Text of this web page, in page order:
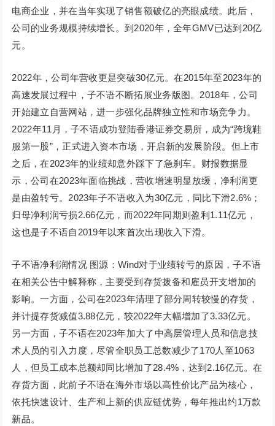
电商企业，并在当年实现了销售额破亿的亮眼成绩。此后，
公司的业务规模持续增长。到2020年，全年GMV已达到20亿
元。
2022年，公司年营收更是突破30亿元。在2015年至2023年的
高速发展过程中，子不语不断拓展业务版图。2018年，公司
开始建立自营网站，进一步强化品牌独立性和市场竞争力。
2022年11月，子不语成功登陆香港证券交易所，成为“跨境鞋
服第一股”，正式进入资本市场，开启新的发展阶段。但上市
之后，在2023年的业绩却意外踩下了急刹车。财报数据显
示，公司在2023年面临挑战，营收增速明显放缓，净利润更
是由盈转亏。2023年子不语收入为30亿元，同比下滑2.6%；
归母净利润亏损2.66亿元，而2022年同期则盈利1.11亿元，
这也是子不语自2019年以来首次出现收入下滑。
子不语净利润情况 图源：Wind对于业绩转亏的原因，子不语
在相关公告中解释称，主要受到存货拨备和雇员开支增加的
影响。一方面，公司在2023年清理了部分周转较慢的存货，
并计提存货减值3.88亿元，较2022年大幅增加了3.33亿元。
另一方面，子不语在2023年加大了中高层管理人员和信息技
术人员的引入力度，尽管全职员工总数减少了170人至1063
人，但员工成本总额却同比增加了28.4%，达到2.16亿元。在
存货方面，此前子不语在海外市场以高性价比产品为核心，
依托快速设计、生产和上新的供应链优势，每年推出约1万款
新品。